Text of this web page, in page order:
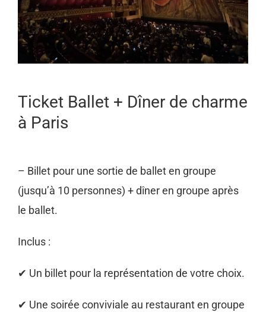
Ticket Ballet + Dîner de charme
à Paris
– Billet pour une sortie de ballet en groupe
(jusqu’à 10 personnes) + dîner en groupe après
le ballet.
Inclus :
✔ Un billet pour la représentation de votre choix.
✔ Une soirée conviviale au restaurant en groupe